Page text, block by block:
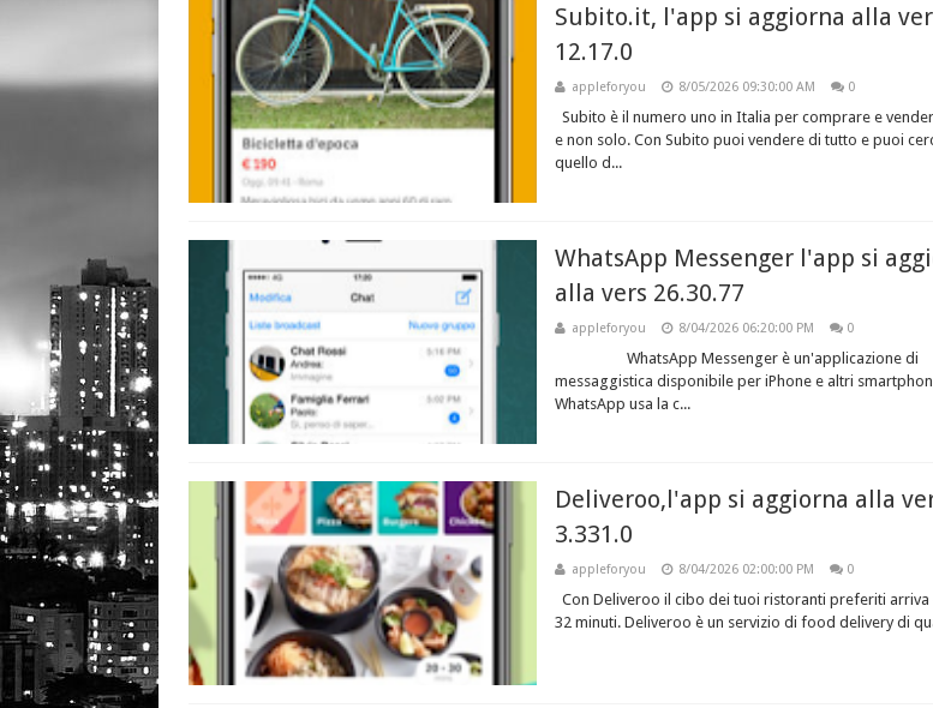
Subito.it, l'app si aggiorna alla
12.17.0
appleforyou 8/05/2026 09:30:00 AM 0
Subito è il numero uno in Italia per comprare e
e non solo. Con Subito puoi vendere di tutto e puoi
quello d...
WhatsApp Messenger l'app si
alla vers 26.30.77
appleforyou 8/04/2026 06:20:00 PM 0
WhatsApp Messenger è un'applicazione di
messaggistica disponibile per iPhone e altri
WhatsApp usa la c...
Deliveroo,l'app si aggiorna alla
3.331.0
appleforyou 8/04/2026 02:00:00 PM 0
Con Deliveroo il cibo dei tuoi ristoranti preferiti arriva
32 minuti. Deliveroo è un servizio di food delivery di